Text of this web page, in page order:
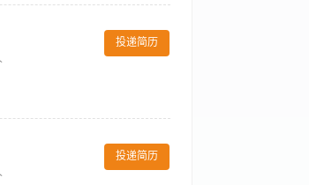
并参与酒店组织的健身活动或课
点及交接班工作。 【岗位要求】
投递简历
投递简历